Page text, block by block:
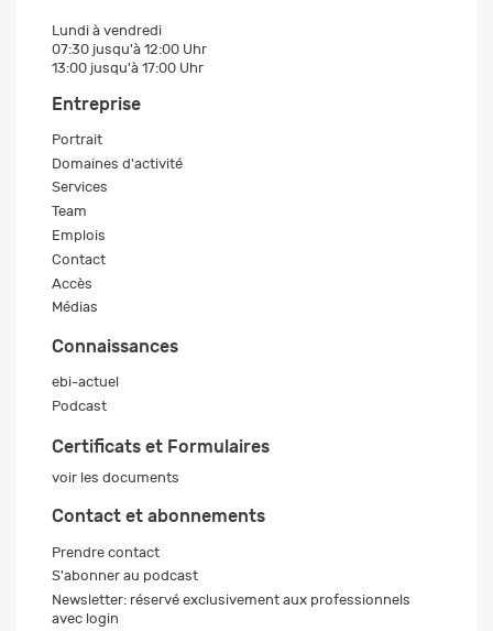
Lundi à vendredi
07:30 jusqu'à 12:00 Uhr
13:00 jusqu'à 17:00 Uhr
Entreprise
Portrait
Domaines d'activité
Services
Team
Emplois
Contact
Accès
Médias
Connaissances
ebi-actuel
Podcast
Certificats et Formulaires
voir les documents
Contact et abonnements
Prendre contact
S'abonner au podcast
Newsletter: réservé exclusivement aux professionnels
avec login